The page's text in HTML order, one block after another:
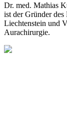
Dr. med. Mathias
ist der Gründer
Liechtenstein und
Aurachirurgie.